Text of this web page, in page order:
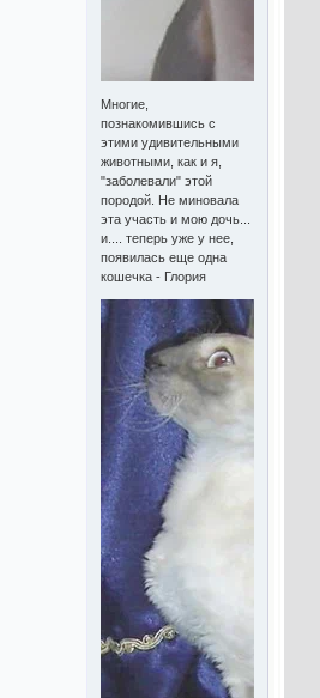
Многие,
познакомившись с
этими удивительными
животными, как и я,
"заболевали" этой
породой. Не миновала
эта участь и мою дочь...
и.... теперь уже у нее,
появилась еще одна
кошечка - Глория